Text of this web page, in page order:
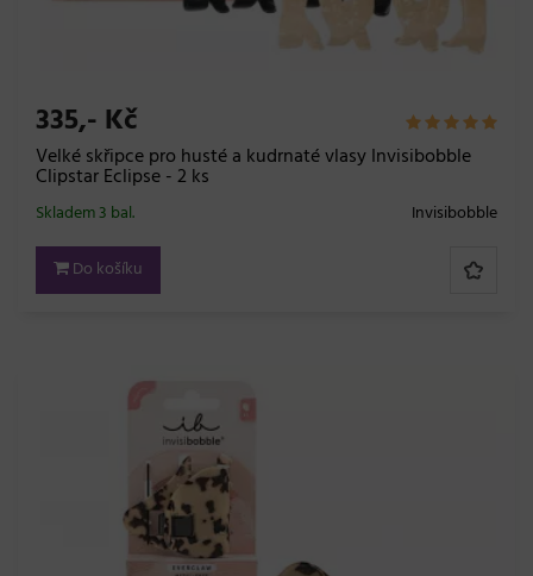
335,- Kč
Velké skřipce pro husté a kudrnaté vlasy Invisibobble
Clipstar Eclipse - 2 ks
Invisibobble
Skladem 3 bal.
Do košíku